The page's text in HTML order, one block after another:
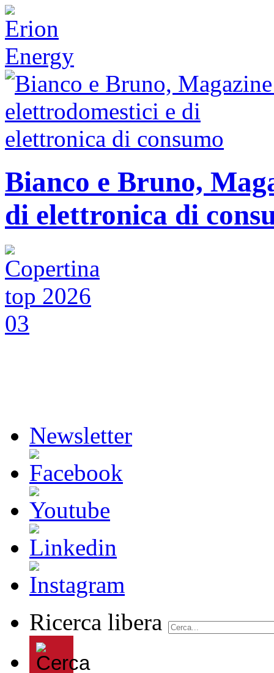
Bianco e Bruno,
di elettronica di
Newsletter
Ricerca libera